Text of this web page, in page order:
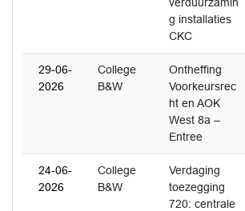
g installaties
CKC
29-06-
2026
College
B&W
Ontheffing
Voorkeursrec
ht en AOK
West 8a –
Entree
24-06-
2026
College
B&W
Verdaging
toezegging
720: centrale